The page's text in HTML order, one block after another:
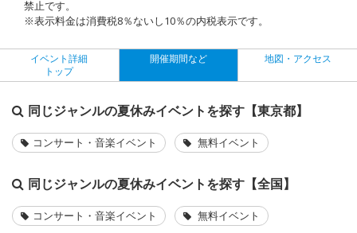
禁止です。
※表示料金は消費税8％ないし10％の内税表示です。
イベント詳細
トップ
開催期間など 地図・アクセス
同じジャンルの夏休みイベントを探す【東京都】
コンサート・音楽イベント 無料イベント
同じジャンルの夏休みイベントを探す【全国】
コンサート・音楽イベント 無料イベント